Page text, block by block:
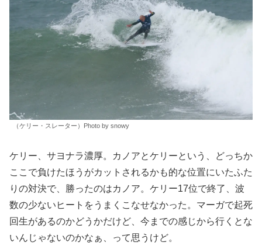
（ケリー・スレーター）Photo by snowy
ケリー、サヨナラ濃厚。カノアとケリーという、どっちか
ここで負けたほうがカットされるかも的な位置にいたふた
りの対決で、勝ったのはカノア。ケリー17位で終了、波
数の少ないヒートをうまくこなせなかった。マーガで起死
回生があるのかどうかだけど、今までの感じから行くとな
いんじゃないのかなぁ、って思うけど。